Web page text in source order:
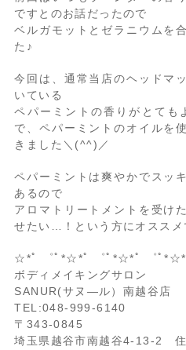
ですとのお話だったので
ベルガモットとゼラニウムを
た♪
今回は、通常当店のヘッドマ
いている
ペパーミントの香りがとても
で、ペパーミントのオイルを
きました＼(^^)／
ペパーミントは爽やかでスッ
あるので
アロマトリートメントを受け
せたい…！という方にオスス
☆*ﾟ ゜ﾟ*☆*ﾟ ゜ﾟ*☆*ﾟ ゜ﾟ*☆*
ボディメイキングサロン
SANUR(サヌ―ル）南越谷店
TEL:048-999-6140
〒343-0845
埼玉県越谷市南越谷4‐13‐2